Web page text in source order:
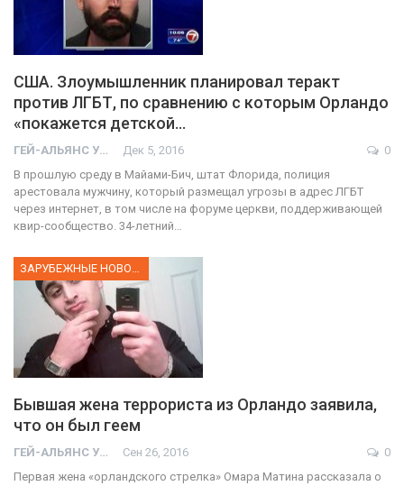
США. Злоумышленник планировал теракт
против ЛГБТ, по сравнению с которым Орландо
«покажется детской…
ГЕЙ-АЛЬЯНС УКРАИНА Дек 5, 2016
0
В прошлую среду в Майами-Бич, штат Флорида, полиция
арестовала мужчину, который размещал угрозы в адрес ЛГБТ
через интернет, в том числе на форуме церкви, поддерживающей
квир-сообщество. 34-летний…
ЗАРУБЕЖНЫЕ НОВОСТИ
Бывшая жена террориста из Орландо заявила,
что он был геем
ГЕЙ-АЛЬЯНС УКРАИНА Сен 26, 2016
0
Первая жена «орландского стрелка» Омара Матина рассказала о